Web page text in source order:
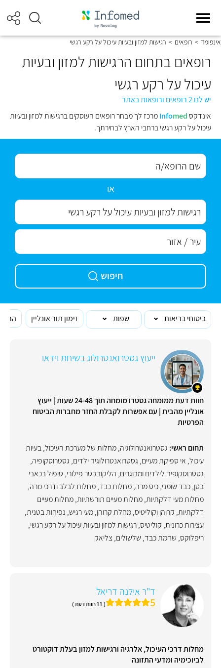
אינפומד > רופאים > רגישות למזון ובעיות עיכול על רקע רגשי
רופאים בתחום הרגישות למזון ובעיות
עיכול על רקע רגשי
יש לנו 2 רופאים ורופאות באתר
אינדקס
Infomed
מרכז לך מבחר רופאים העוסקים ברגישות למזון ובעיות
עיכול על רקע רגשי ברחבי הארץ לבחירתך.
או
חיפוש
ביטוחי בריאות שפות זימון תור אונליין
ייעוץ גסטרואנטרולוג בשיחת וידאו
חוות דעת ממומחה גסטרו מומחה תוך 24-48 שעות | ייעוץ
אונליין מהבית | עם אפשרות לקבלת החזר מחברות הביטוח
הפרטיות
תחום ראשי: גסטרואנטרולוגיה,מחלות של מערכת העיכול,בעיות
עיכול, אי ספיקת מעיים, גסטרואנטרולוגיה ילדים, גסטרוסקופיה,
גסטרוסקופיה לילדים ומבוגרים, הליקובקטר פילורי, טיפול בכאבי
בטן,כבד שומני,כיס מרה,מחלות כבד,מחלות לבלב ודרכי מרה,
מחלות מעי דלקתיות,מחלות מעיים תורשתיות,מחלות מעיים
דלקתיות, קרוהן וקוליטיס,מחלת קרוהן,מעי רגיש, נפיחות בטנית,
עצירות כרונית, קוליטיס,רגישות למזון ובעיות עיכול על רקע רגשי,
ריפלוקס, שחמת כבד, שלשולים, צליאק
ד"ר אילנה דריאל
5 ( 11 חוות דעת )
מחלות דרכי העיכול, אלרגיה ורגישות למזון בעלת דוקטורט
לביוכימיה ומדעי התזונה